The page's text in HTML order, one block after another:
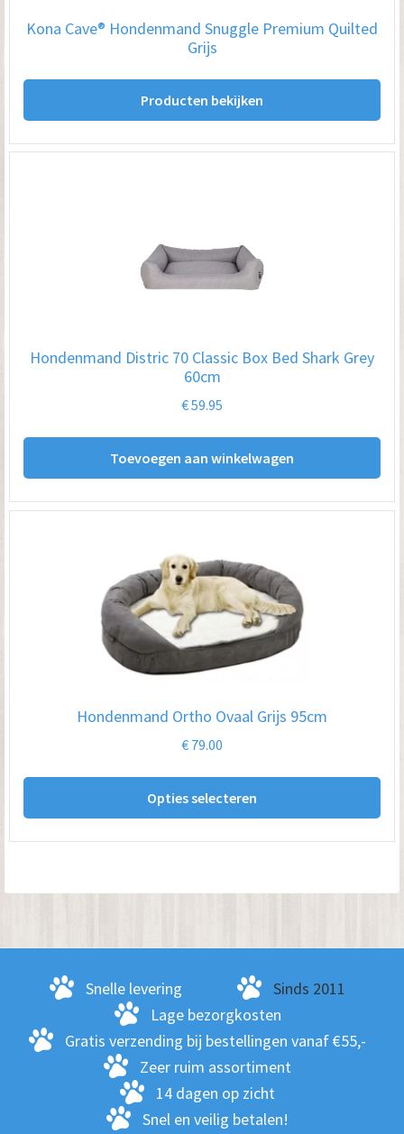
Kona Cave® Hondenmand Snuggle Premium Quilted
Grijs
Producten bekijken
Hondenmand Distric 70 Classic Box Bed Shark Grey
60cm
€59.95
Toevoegen aan winkelwagen
Hondenmand Ortho Ovaal Grijs 95cm
€ 79.00
Opties selecteren
Dit
Snelle levering
Sinds 2011
Lage bezorgkosten
Gratis verzending bij bestellingen vanaf €55,-
Zeer ruim assortiment
14 dagen op zicht
Snel en veilig betalen!